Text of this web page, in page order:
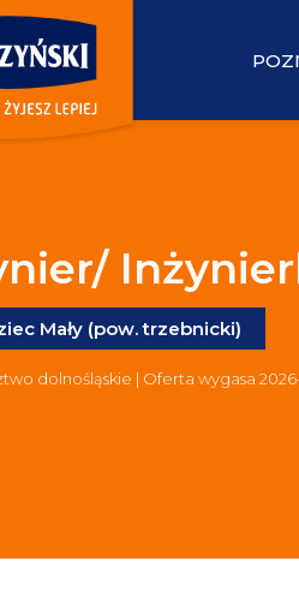
Mały (pow. trzebnicki)
dolnośląskie | Oferta wygasa